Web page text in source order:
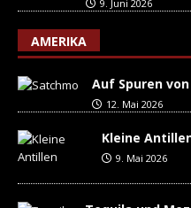
9. Juni 2026
AMERIKA
Auf Spuren
12. Mai 2026
Kleine
9. Mai 2026